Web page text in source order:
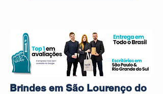
Brindes em São Lourenço do